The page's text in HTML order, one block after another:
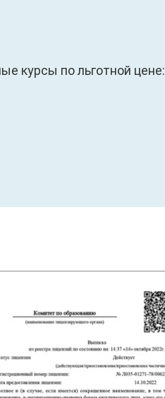
курсы по льготной цене: